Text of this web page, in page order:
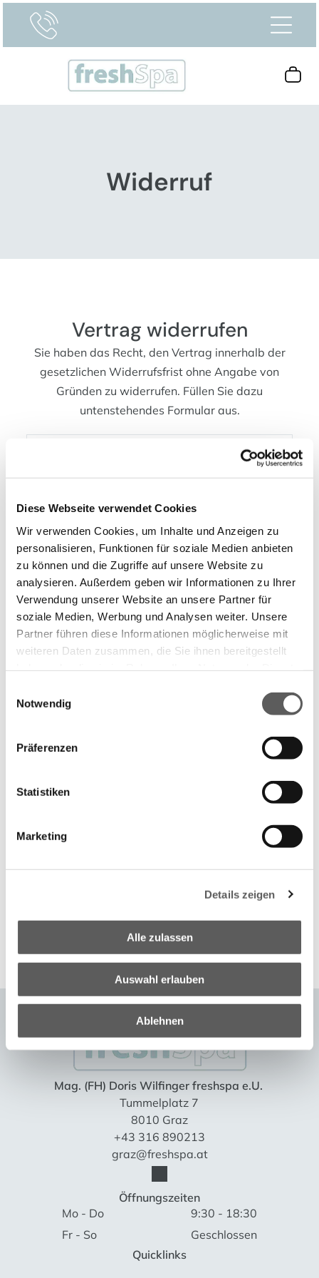
Diese Webseite verwendet Cookies
Wir verwenden Cookies, um Inhalte und Anzeigen zu
personalisieren, Funktionen für soziale Medien anbieten
zu können und die Zugriffe auf unsere Website zu
analysieren. Außerdem geben wir Informationen zu Ihrer
Verwendung unserer Website an unsere Partner für
soziale Medien, Werbung und Analysen weiter. Unsere
Partner führen diese Informationen möglicherweise mit
weiteren Daten zusammen, die Sie ihnen bereitgestellt
Notwendig
Präferenzen
Statistiken
Marketing
Details zeigen
Alle zulassen
Auswahl erlauben
Ablehnen
Widerruf
Vertrag widerrufen
Sie haben das Recht, den Vertrag innerhalb der
gesetzlichen Widerrufsfrist ohne Angabe von
Gründen zu widerrufen. Füllen Sie dazu
untenstehendes Formular aus.
Bestellnummer
E-Mail-Adresse
Datenschutz:
damit einverstanden.
Mag. (FH) Doris Wilfinger freshspa e.U.
Tummelplatz 7
8010 Graz
+43 316 890213
graz@freshspa.at
Öffnungszeiten
Mo - Do
9:30 - 18:30
Fr - So
Geschlossen
Quicklinks